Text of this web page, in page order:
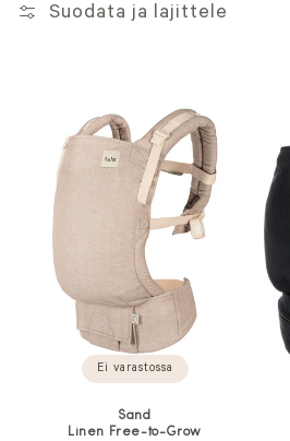
Suodata ja lajittele
Ei varastossa
Sand
Linen Free-to-Grow